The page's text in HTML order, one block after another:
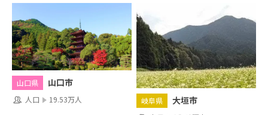
山口県 山口市
人口 19.53万人 岐阜県 大垣市